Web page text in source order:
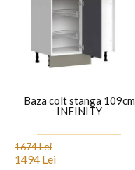
Baza colt stanga 109cm
INFINITY
1674 Lei
1494 Lei